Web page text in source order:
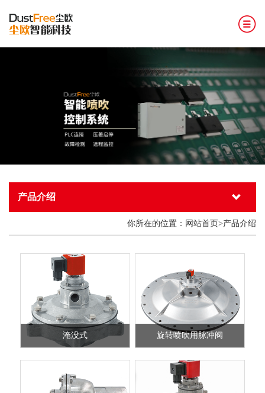
关于尘欧
新闻资讯
产品介绍
行业案例
加入我们
产品介绍
你所在的位置：网站首页>产品介绍
淹没式 旋转喷吹用脉冲阀